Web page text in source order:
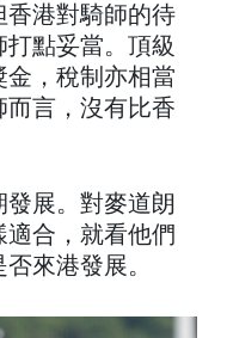
香港對騎師的待
點妥當。頂級
金，稅制亦相當
言，沒有比香
展。對麥道朗
合，就看他們
來港發展。